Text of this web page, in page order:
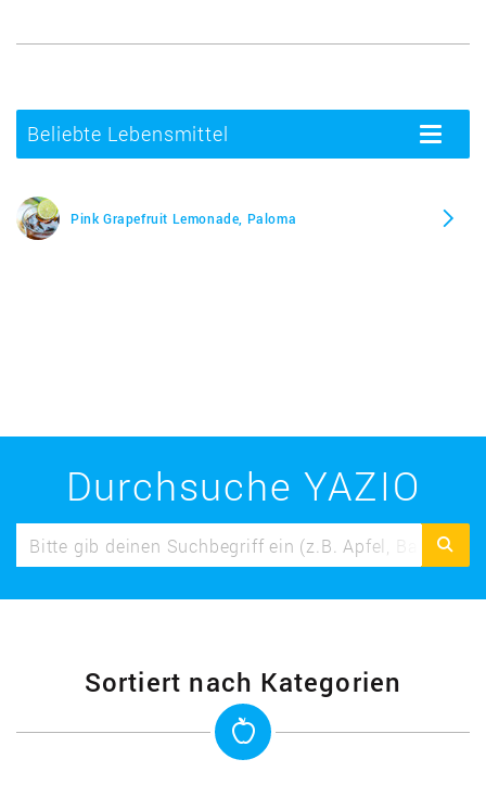
Beliebte Lebensmittel
Toggle
Pink Grapefruit Lemonade, Paloma
Durchsuche YAZIO
Sortiert nach Kategorien